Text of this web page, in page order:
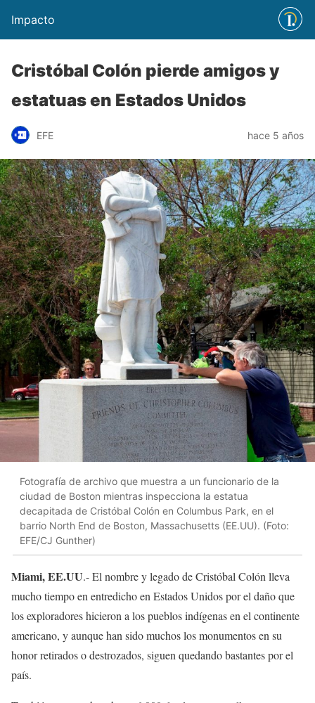
Impacto
Cristóbal Colón pierde amigos y
estatuas en Estados Unidos
EFE hace 5 años
Fotografía de archivo que muestra a un funcionario de la
ciudad de Boston mientras inspecciona la estatua
decapitada de Cristóbal Colón en Columbus Park, en el
barrio North End de Boston, Massachusetts (EE.UU). (Foto:
EFE/CJ Gunther)
Miami, EE.UU.- El nombre y legado de Cristóbal Colón lleva
mucho tiempo en entredicho en Estados Unidos por el daño que
los exploradores hicieron a los pueblos indígenas en el continente
americano, y aunque han sido muchos los monumentos en su
honor retirados o destrozados, siguen quedando bastantes por el
país.